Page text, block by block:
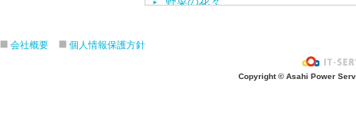
会社概要 個人情報保護方針
Copyright © Asahi Power